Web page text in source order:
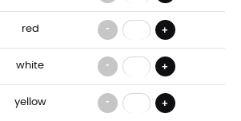
red - +
white - +
yellow - +